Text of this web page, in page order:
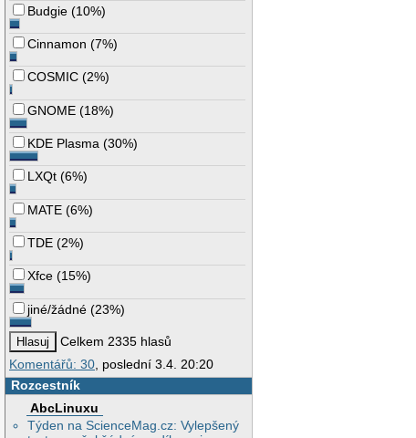
Budgie (10%)
Cinnamon (7%)
COSMIC (2%)
GNOME (18%)
KDE Plasma (30%)
LXQt (6%)
MATE (6%)
TDE (2%)
Xfce (15%)
jiné/žádné (23%)
Celkem 2335 hlasů
Komentářů: 30, poslední 3.4. 20:20
Rozcestník
AbcLinuxu
Týden na ScienceMag.cz: Vylepšený